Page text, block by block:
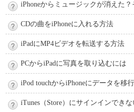
iPhoneからミュージックが消えた
CDの曲をiPhoneに入れる方法
iPadにMP4ビデオを転送する方法
PCからiPadに写真を取り込むには
iPod touchからiPhoneにデータを移
iTunes（Store）にサインインでき